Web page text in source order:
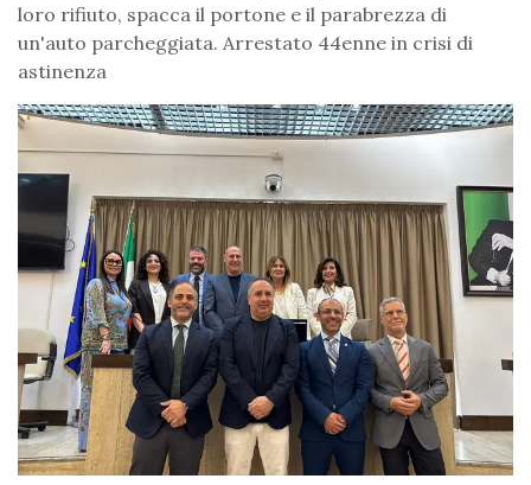
loro rifiuto, spacca il portone e il parabrezza di
un'auto parcheggiata. Arrestato 44enne in crisi di
astinenza